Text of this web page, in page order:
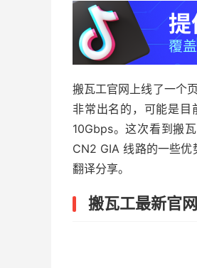
搬瓦工官网上线了一个
非常出名的，可能是
10Gbps。这次看到搬
CN2 GIA 线路的一些
翻译分享。
搬瓦工最新官网